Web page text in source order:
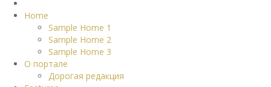
Home
Sample Home 1
Sample Home 2
Sample Home 3
О портале
Дорогая редакция